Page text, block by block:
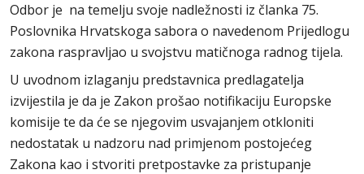
Odbor je na temelju svoje nadležnosti iz članka 75.
Poslovnika Hrvatskoga sabora o navedenom Prijedlogu
zakona raspravljao u svojstvu matičnoga radnog tijela.
U uvodnom izlaganju predstavnica predlagatelja
izvijestila je da je Zakon prošao notifikaciju Europske
komisije te da će se njegovim usvajanjem otkloniti
nedostatak u nadzoru nad primjenom postojećeg
Zakona kao i stvoriti pretpostavke za pristupanje